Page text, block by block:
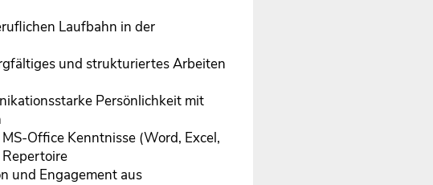
Laufbahn in der
und strukturiertes Arbeiten
Persönlichkeit mit
Office Kenntnisse (Word, Excel,
und Engagement aus